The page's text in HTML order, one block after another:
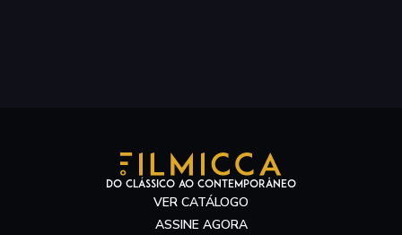
do clássico ao contemporâneo
VER CATÁLOGO
ASSINE AGORA